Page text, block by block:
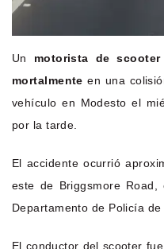
Un motorista de
mortalmente en una
vehículo en Modesto el
por la tarde.
El accidente ocurrió
este de Briggsmore
Departamento de Policía de
El conductor del scooter